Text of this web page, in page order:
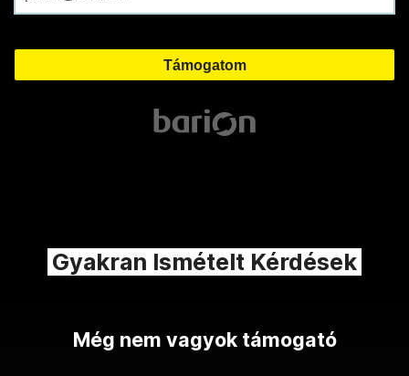
Gyakran Ismételt Kérdések
Még nem vagyok támogató